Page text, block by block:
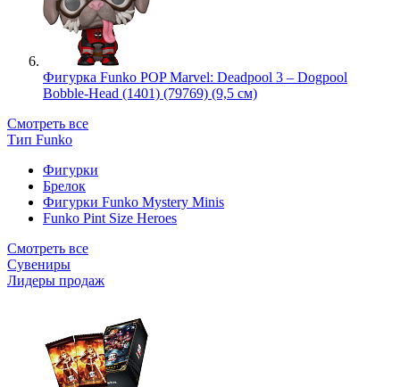
Фигурка Funko POP Marvel: Deadpool 3 – Dogpool
Bobble-Head (1401) (79769) (9,5 см)
Смотреть все
Тип Funko
Фигурки
Брелок
Фигурки Funko Mystery Minis
Funko Pint Size Heroes
Смотреть все
Сувениры
Лидеры продаж